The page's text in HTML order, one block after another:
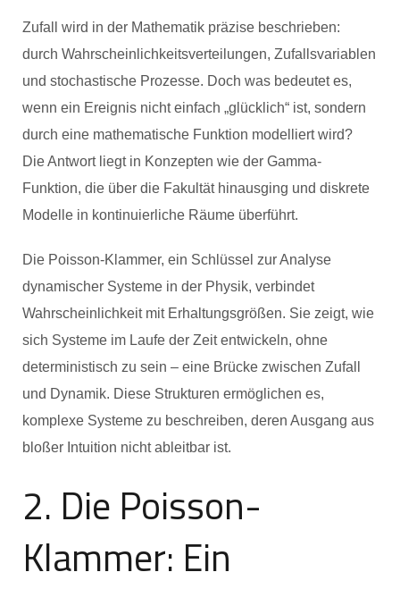
Zufall wird in der Mathematik präzise beschrieben:
durch Wahrscheinlichkeitsverteilungen, Zufallsvariablen
und stochastische Prozesse. Doch was bedeutet es,
wenn ein Ereignis nicht einfach „glücklich“ ist, sondern
durch eine mathematische Funktion modelliert wird?
Die Antwort liegt in Konzepten wie der Gamma-
Funktion, die über die Fakultät hinausging und diskrete
Modelle in kontinuierliche Räume überführt.
Die Poisson-Klammer, ein Schlüssel zur Analyse
dynamischer Systeme in der Physik, verbindet
Wahrscheinlichkeit mit Erhaltungsgrößen. Sie zeigt, wie
sich Systeme im Laufe der Zeit entwickeln, ohne
deterministisch zu sein – eine Brücke zwischen Zufall
und Dynamik. Diese Strukturen ermöglichen es,
komplexe Systeme zu beschreiben, deren Ausgang aus
bloßer Intuition nicht ableitbar ist.
2. Die Poisson-
Klammer: Ein